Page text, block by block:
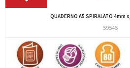
QUADERNO A5 SPIRALATO
59545